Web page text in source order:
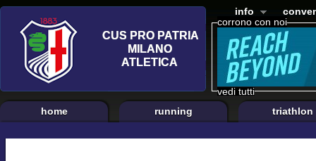
corrono con noi
vedi tutti
info
home running triathlon